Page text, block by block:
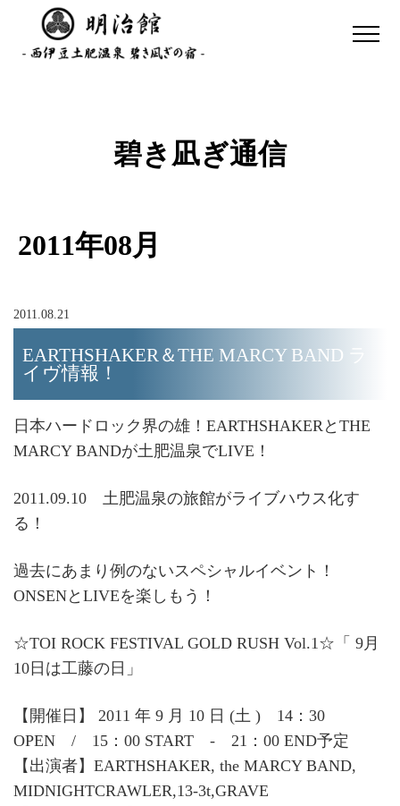
碧き凪ぎ通信
2011年08月
2011.08.21
EARTHSHAKER＆THE MARCY BAND ラ
イヴ情報！
日本ハードロック界の雄！EARTHSHAKERとTHE
MARCY BANDが土肥温泉でLIVE！
2011.09.10 土肥温泉の旅館がライブハウス化す
る！
過去にあまり例のないスペシャルイベント！
ONSENとLIVEを楽しもう！
☆TOI ROCK FESTIVAL GOLD RUSH Vol.1☆「 9月
10日は工藤の日」
【開催日】 2011 年 9 月 10 日 (土 ) 14：30
OPEN / 15：00 START ‐ 21：00 END予定
【出演者】EARTHSHAKER, the MARCY BAND,
MIDNIGHTCRAWLER,13-3t,GRAVE